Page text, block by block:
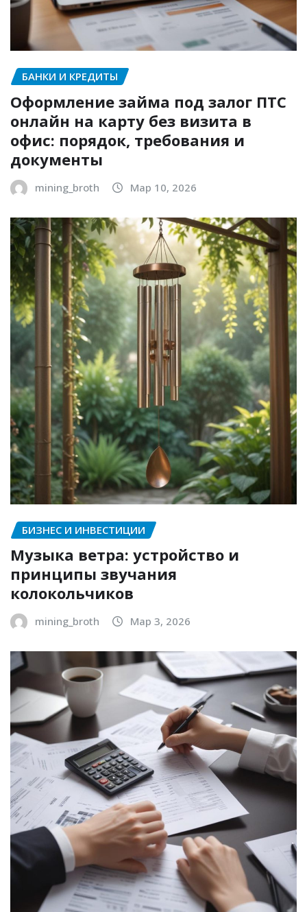
БАНКИ И КРЕДИТЫ
Оформление займа под залог ПТС
онлайн на карту без визита в
офис: порядок, требования и
документы
mining_broth Мар 10, 2026
БИЗНЕС И ИНВЕСТИЦИИ
Музыка ветра: устройство и
принципы звучания
колокольчиков
mining_broth Мар 3, 2026